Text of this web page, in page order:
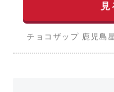
見
チョコザップ 鹿児島